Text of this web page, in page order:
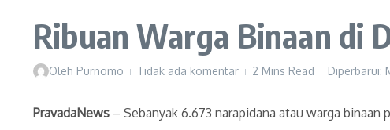
Ribuan Warga Binaan di
Oleh Purnomo Tidak ada komentar 2 Mins Read Diperbarui:
PravadaNews – Sebanyak 6.673 narapidana atau warga